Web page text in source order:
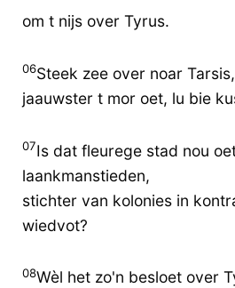
om t nijs over Tyrus.
06Steek zee over noar Tarsis,
jaauwster t mor oet, lu bie
07Is dat fleurege stad nou
laankmanstieden,
stichter van kolonies in
wiedvot?
08Wèl het zo'n besloet over